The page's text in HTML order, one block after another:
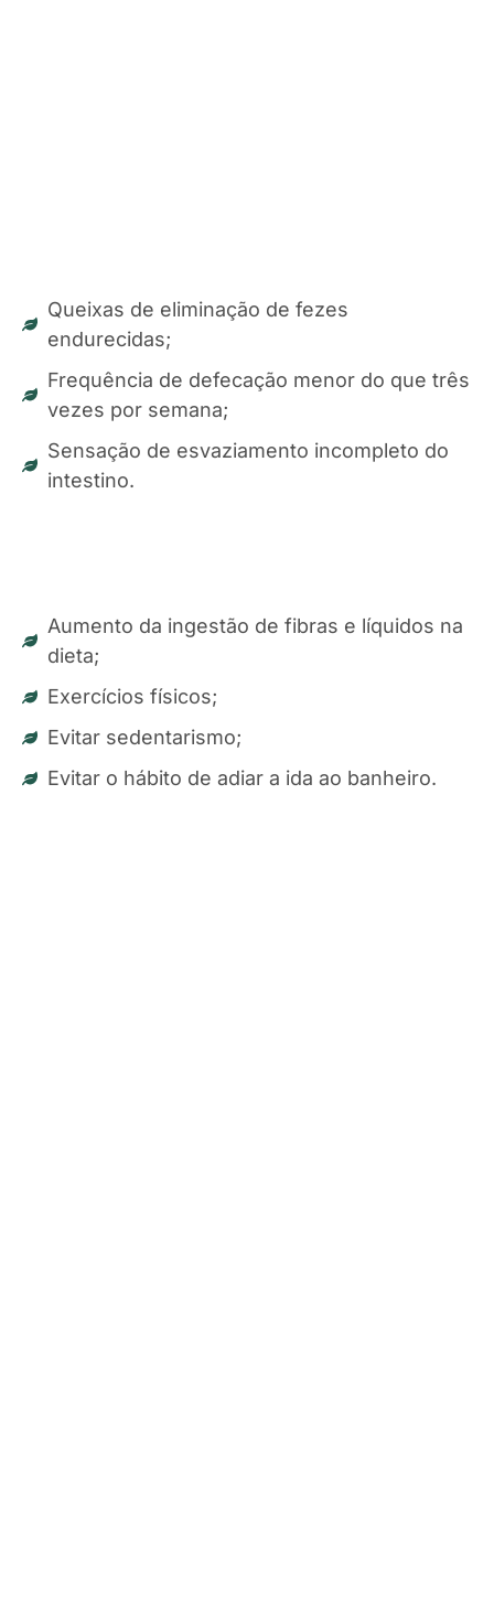
Queixas de eliminação de fezes
endurecidas;
Frequência de defecação menor do que três
vezes por semana;
Sensação de esvaziamento incompleto do
intestino.
Aumento da ingestão de fibras e líquidos na
dieta;
Exercícios físicos;
Evitar sedentarismo;
Evitar o hábito de adiar a ida ao banheiro.